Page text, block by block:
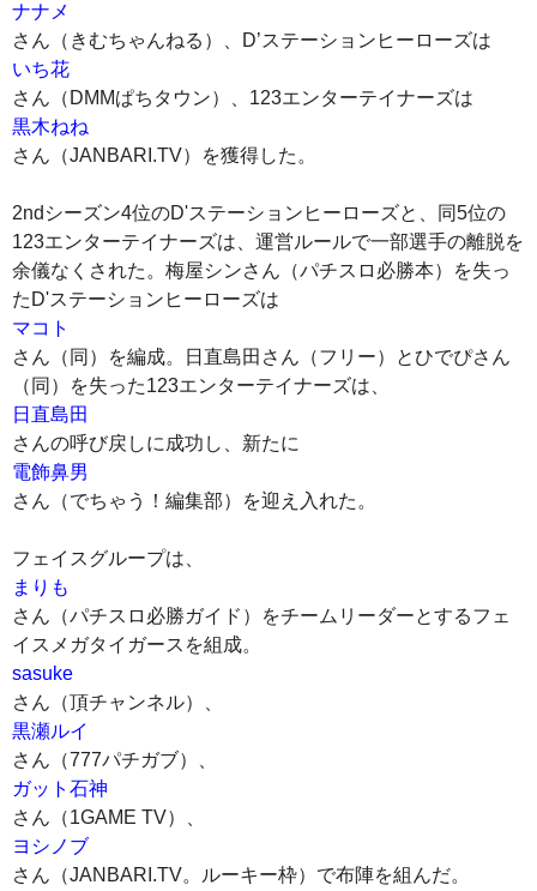
ナナメ
さん（きむちゃんねる）、D’ステーションヒーローズは
いち花
さん（DMMぱちタウン）、123エンターテイナーズは
黒木ねね
さん（JANBARI.TV）を獲得した。
2ndシーズン4位のD'ステーションヒーローズと、同5位の
123エンターテイナーズは、運営ルールで一部選手の離脱を
余儀なくされた。梅屋シンさん（パチスロ必勝本）を失っ
たD'ステーションヒーローズは
マコト
さん（同）を編成。日直島田さん（フリー）とひでぴさん
（同）を失った123エンターテイナーズは、
日直島田
さんの呼び戻しに成功し、新たに
電飾鼻男
さん（でちゃう！編集部）を迎え入れた。
フェイスグループは、
まりも
さん（パチスロ必勝ガイド）をチームリーダーとするフェ
イスメガタイガースを組成。
sasuke
さん（頂チャンネル）、
黒瀬ルイ
さん（777パチガブ）、
ガット石神
さん（1GAME TV）、
ヨシノブ
さん（JANBARI.TV。ルーキー枠）で布陣を組んだ。